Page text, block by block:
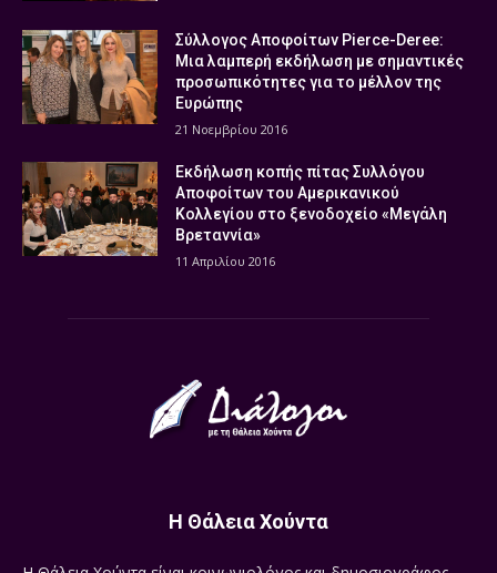
Σύλλογος Αποφοίτων Pierce-Deree:
Μια λαμπερή εκδήλωση με σημαντικές
προσωπικότητες για το μέλλον της
Ευρώπης
21 Νοεμβρίου 2016
Εκδήλωση κοπής πίτας Συλλόγου
Αποφοίτων του Αμερικανικού
Κολλεγίου στο ξενοδοχείο «Μεγάλη
Βρεταννία»
11 Απριλίου 2016
Η Θάλεια Χούντα